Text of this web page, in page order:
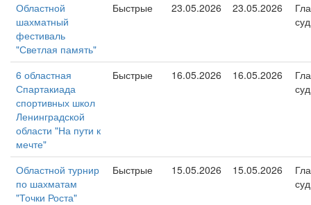
Областной
шахматный
фестиваль
"Светлая память"
Быстрые 23.05.2026 23.05.2026
6 областная
Спартакиада
спортивных школ
Ленинградской
области "На пути к
мечте"
Быстрые 16.05.2026 16.05.2026
Областной турнир
по шахматам
"Точки Роста"
Быстрые 15.05.2026 15.05.2026